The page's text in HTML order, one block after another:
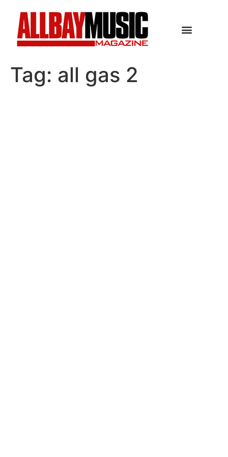
Tag: all gas 2